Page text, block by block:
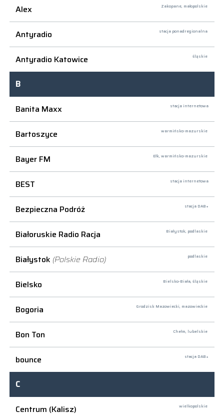
Alex Zakopane, małopolskie
Antyradio stacja ponadregionalna
Antyradio Katowice śląskie
B
Banita Maxx
stacja internetowa
Bartoszyce warmińsko-mazurskie
Bayer FM Ełk, warmińsko-mazurskie
BEST stacja internetowa
Bezpieczna Podróż stacja DAB+
Białoruskie Radio Racja Białystok, podlaskie
Białystok (Polskie Radio) podlaskie
Bielsko Bielsko-Biała, śląskie
Bogoria Grodzisk Mazowiecki, mazowieckie
Bon Ton Chełm, lubelskie
bounce stacja DAB+
C
Centrum (Kalisz)
wielkopolskie